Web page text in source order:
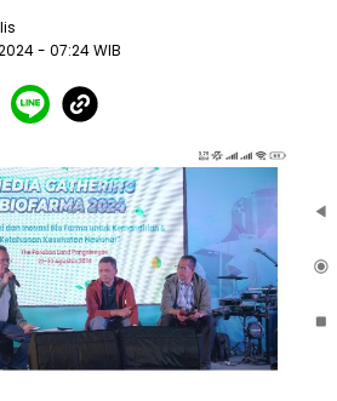
- 07:24 WIB